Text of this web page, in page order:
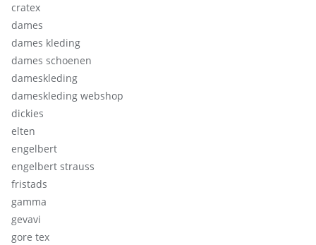
cratex
dames
dames kleding
dames schoenen
dameskleding
dameskleding webshop
dickies
elten
engelbert
engelbert strauss
fristads
gamma
gevavi
gore tex